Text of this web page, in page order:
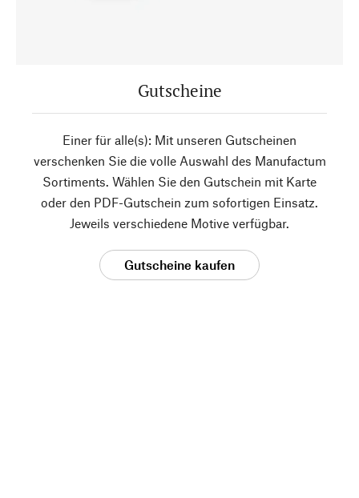
Gutscheine
Einer für alle(s): Mit unseren Gutscheinen
verschenken Sie die volle Auswahl des Manufactum
Sortiments. Wählen Sie den Gutschein mit Karte
oder den PDF-Gutschein zum sofortigen Einsatz.
Jeweils verschiedene Motive verfügbar.
Gutscheine kaufen